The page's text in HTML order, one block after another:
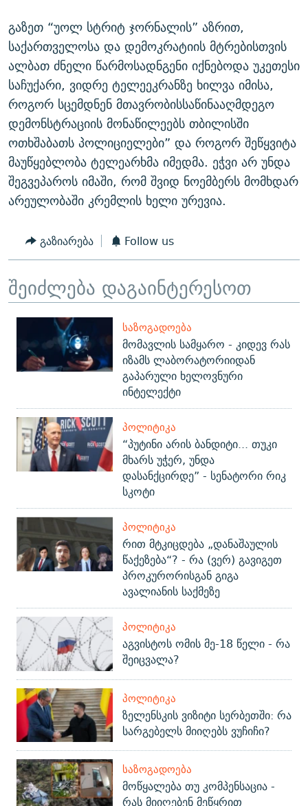
გაზეთ “უოლ სტრიტ ჯორნალის” აზრით,
საქართველოსა და დემოკრატიის მტრებისთვის
ალბათ ძნელი წარმოსადნგენი იქნებოდა უკეთესი
საჩუქარი, ვიდრე ტელეეკრანზე ხილვა იმისა,
როგორ სცემდნენ მთავრობისსაწინააღმდეგო
დემონსტრაციის მონაწილეებს თბილისში
ოთხშაბათს პოლიციელები” და როგორ შეწყვიტა
მაუწყებლობა ტელეარხმა იმედმა. ეჭვი არ უნდა
შეგვეპაროს იმაში, რომ შვიდ ნოემბერს მომხდარ
არეულობაში კრემლის ხელი ურევია.
გაზიარება Follow us
შეიძლება დაგაინტერესოთ
ᲡᲐᲖᲝᲒᲐᲓᲝᲔᲑᲐ
მომავლის სამყარო - კიდევ რას
იზამს ლაბორატორიიდან
გაპარული ხელოვნური
ინტელექტი
ᲞᲝᲚᲘᲢᲘᲙᲐ
“პუტინი არის ბანდიტი... თუკი
მხარს უჭერ, უნდა
დასანქცირდე” - სენატორი რიკ
სკოტი
ᲞᲝᲚᲘᲢᲘᲙᲐ
რით მტკიცდება „დანაშაულის
წაქეზება“? - რა (ვერ) გავიგეთ
პროკურორისგან გიგა
ავალიანის საქმეზე
ᲞᲝᲚᲘᲢᲘᲙᲐ
აგვისტოს ომის მე-18 წელი - რა
შეიცვალა?
ᲞᲝᲚᲘᲢᲘᲙᲐ
ზელენსკის ვიზიტი სერბეთში: რა
სარგებელს მიიღებს ვუჩიჩი?
ᲡᲐᲖᲝᲒᲐᲓᲝᲔᲑᲐ
მოწყალება თუ კომპენსაცია -